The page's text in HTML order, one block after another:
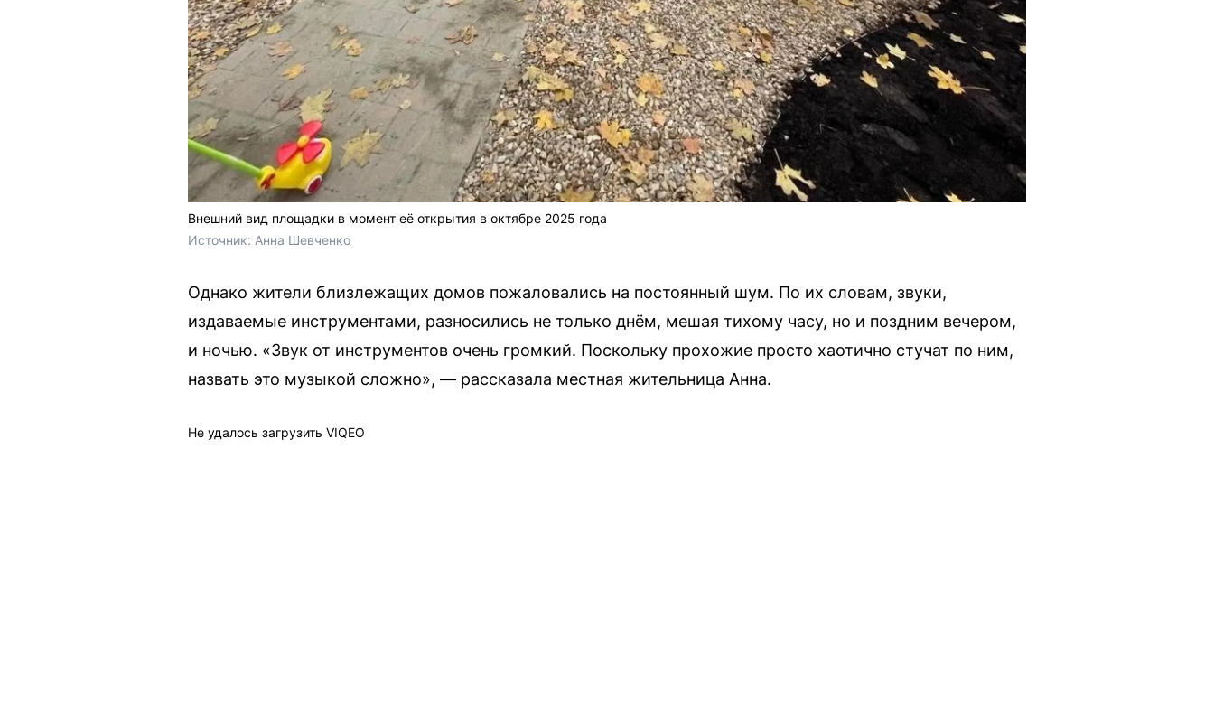
Внешний вид площадки в момент её открытия в октябре 2025 года
Источник: Анна Шевченко
Однако жители близлежащих домов пожаловались на постоянный шум. По их словам, звуки,
издаваемые инструментами, разносились не только днём, мешая тихому часу, но и поздним вечером,
и ночью. «Звук от инструментов очень громкий. Поскольку прохожие просто хаотично стучат по ним,
назвать это музыкой сложно», — рассказала местная жительница Анна.
Не удалось загрузить VIQEO